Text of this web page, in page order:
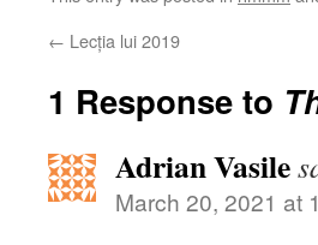
← Lecția lui 2019
1 Response to
Adrian Vasile
March 20, 2021 at